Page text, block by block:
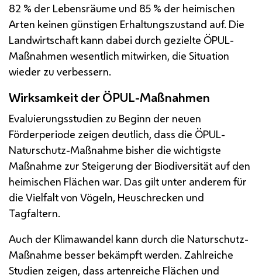
82 % der Lebensräume und 85 % der heimischen
Arten keinen günstigen Erhaltungszustand auf. Die
Landwirtschaft kann dabei durch gezielte ÖPUL-
Maßnahmen wesentlich mitwirken, die Situation
wieder zu verbessern.
Wirksamkeit derÖPUL-Maßnahmen
Evaluierungsstudien zu Beginn der neuen
Förderperiode zeigen deutlich, dass die ÖPUL-
Naturschutz-Maßnahme bisher die wichtigste
Maßnahme zur Steigerung der Biodiversität auf den
heimischen Flächen war. Das gilt unter anderem für
die Vielfalt von Vögeln, Heuschrecken und
Tagfaltern.
Auch der Klimawandel kann durch die Naturschutz-
Maßnahme besser bekämpft werden. Zahlreiche
Studien zeigen, dass artenreiche Flächen und